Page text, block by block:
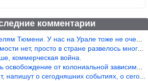
комментарии
Тюмени. У нас на Урале тоже не очень из-за до
нет, просто в стране развелось много ипанут
коммерческая война.
от колониальной зависимости, это
о сегодняшних событиях, о сегодняшней